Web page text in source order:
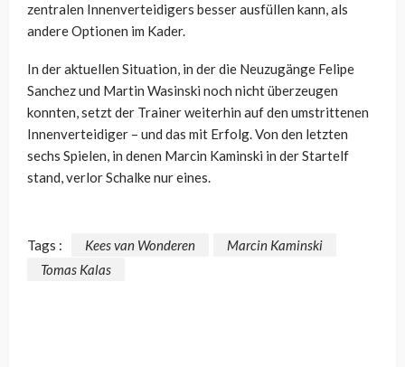
zentralen Innenverteidigers besser ausfüllen kann, als
andere Optionen im Kader.
In der aktuellen Situation, in der die Neuzugänge Felipe
Sanchez und Martin Wasinski noch nicht überzeugen
konnten, setzt der Trainer weiterhin auf den umstrittenen
Innenverteidiger – und das mit Erfolg. Von den letzten
sechs Spielen, in denen Marcin Kaminski in der Startelf
stand, verlor Schalke nur eines.
Tags : Kees van Wonderen
Marcin Kaminski
Tomas Kalas